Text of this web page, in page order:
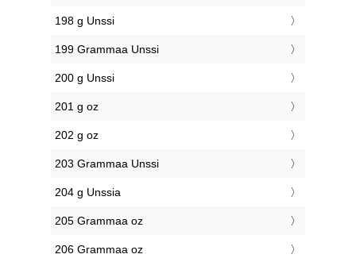
198 g Unssi
199 Grammaa Unssi
200 g Unssi
201 g oz
202 g oz
203 Grammaa Unssi
204 g Unssia
205 Grammaa oz
206 Grammaa oz